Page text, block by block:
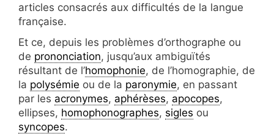
articles consacrés aux difficultés de la langue
française.
Et ce, depuis les problèmes d’orthographe ou
de prononciation, jusqu’aux ambiguïtés
résultant de l’homophonie, de l’homographie, de
la polysémie ou de la paronymie, en passant
par les acronymes, aphérèses, apocopes,
ellipses, homophonographes, sigles ou
syncopes.